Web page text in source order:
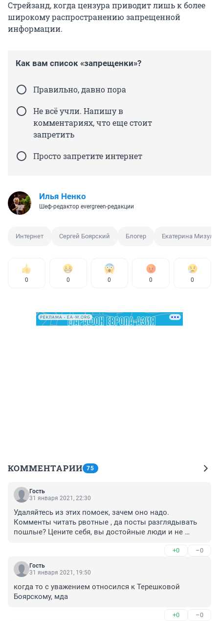
Стрейзанд, когда цензура приводит лишь к более
широкому распространению запрещенной
информации.
Как вам список «запрещенки»?
Правильно, давно пора
Не всё учли. Напишу в
комментариях, что еще стоит
запретить
Просто запретите интернет
Илья Ненко
Шеф-редактор evergreen-редакции
Интернет Сергей Боярский Блогер Екатерина
0 0 0 0 0
РЕКЛАМА • EA-M.ORG
КОММЕНТАРИИ 75
Гость
31 января 2021, 22:30
Удаляйтесь из этих помоек, зачем оно надо.
Комменты читать рвотные , да посты разглядывать
пошлые? Цените себя, вы достойные люди и не
+0 –0
Гость
31 января 2021, 19:50
когда то с уважением относился к Терешковой
Боярскому, мда
+0 –0